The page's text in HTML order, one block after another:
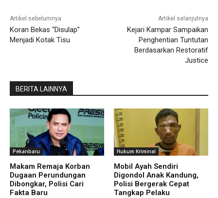
Artikel sebelumnya
Koran Bekas “Disulap”
Menjadi Kotak Tisu
Artikel selanjutnya
Kejari Kampar Sampaikan
Penghentian Tuntutan
Berdasarkan Restoratif
Justice
BERITA LAINNYA
Pekanbaru
Makam Remaja Korban
Dugaan Perundungan
Dibongkar, Polisi Cari
Fakta Baru
Hukum Kriminal
Mobil Ayah Sendiri
Digondol Anak Kandung,
Polisi Bergerak Cepat
Tangkap Pelaku